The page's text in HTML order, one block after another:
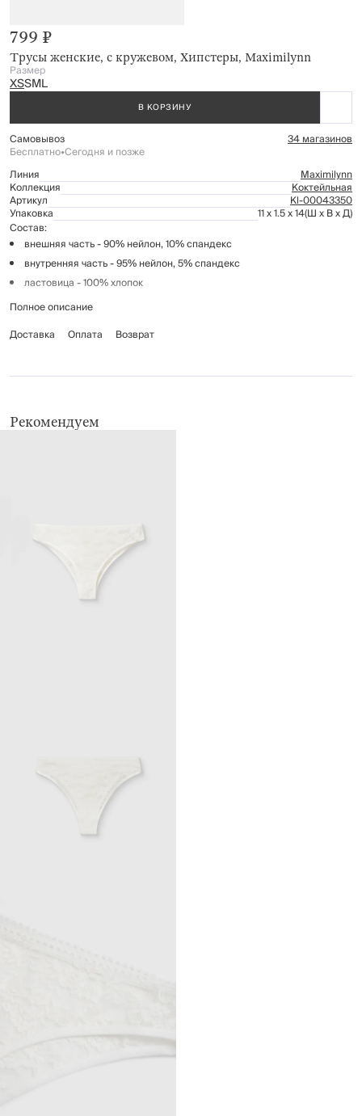
Трусы женские, с кружевом, Хипстеры, Maximilynn
799 ₽
Размер
XSSML
В КОРЗИНУ
Самовывоз 34 магазинов
Бесплатно•Сегодня и позже
Линия
Maximilynn
Коллекция Коктейльная
Артикул Kl-00043350
Упаковка 11 x 1.5 x 14(Ш x В x Д)
Состав:
внешняя часть - 90% нейлон, 10% спандекс
внутренняя часть - 95% нейлон, 5% спандекс
ластовица - 100% хлопок
особо деликатная стирка при температуре до 30°С
не отбеливать
не применять барабанную сушку
Полное описание
Доставка
Оплата Возврат
Рекомендуем